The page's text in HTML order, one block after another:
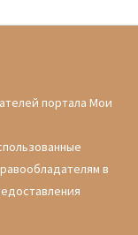
портала Мои
в